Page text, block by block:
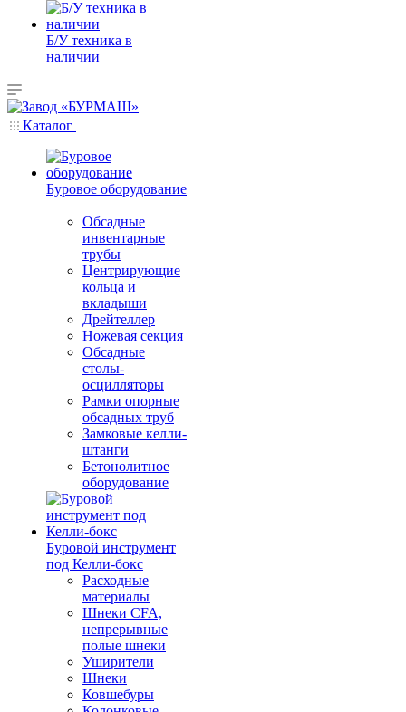
Б/У техника в
наличии
Каталог
Буровое оборудование
Обсадные
инвентарные
трубы
Центрирующие
кольца и
вкладыши
Дрейтеллер
Ножевая секция
Обсадные
столы-
осцилляторы
Рамки опорные
обсадных труб
Замковые келли-
штанги
Бетонолитное
оборудование
Буровой инструмент
под Келли-бокс
Расходные
материалы
Шнеки CFA,
непрерывные
полые шнеки
Уширители
Шнеки
Ковшебуры